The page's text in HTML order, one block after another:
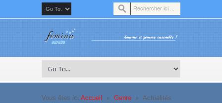
Vous êtes ici:Accueil » Genre » Actualités